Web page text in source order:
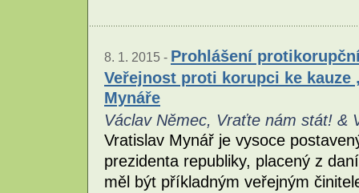
8. 1. 2015 - Prohlášení
Veřejnost proti korupci ke kauze
Mynáře
Václav Němec, Vraťte nám stát! &
Vratislav Mynář je vysoce
prezidenta republiky, placený z
měl být příkladným veřejným